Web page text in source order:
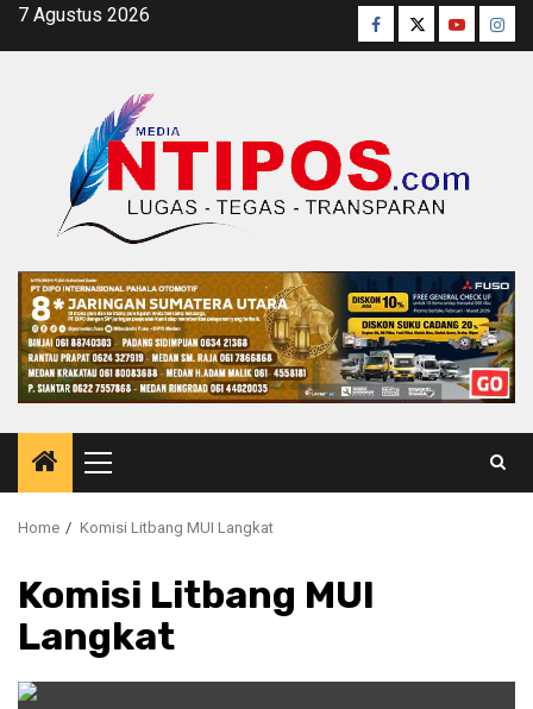
Skip7 Agustus 2026 Facebook
TwitterYoutube
Primary
Menu
Home Komisi Litbang MUI Langkat
Komisi Litbang MUI
Langkat